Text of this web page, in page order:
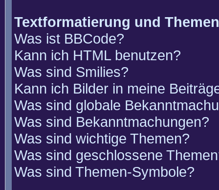
Textformatierung und
Was ist BBCode?
Kann ich HTML benutzen?
Was sind Smilies?
Kann ich Bilder in meine
Was sind globale
Was sind Bekanntmachungen?
Was sind wichtige Themen?
Was sind geschlossene
Was sind Themen-Symbole?